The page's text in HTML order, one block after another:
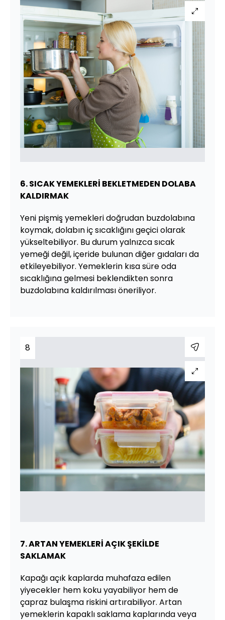
6. SICAK YEMEKLERİ BEKLETMEDEN DOLABA
KALDIRMAK
Yeni pişmiş yemekleri doğrudan buzdolabına
koymak, dolabın iç sıcaklığını geçici olarak
yükseltebiliyor. Bu durum yalnızca sıcak
yemeği değil, içeride bulunan diğer gıdaları da
etkileyebiliyor. Yemeklerin kısa süre oda
sıcaklığına gelmesi beklendikten sonra
buzdolabına kaldırılması öneriliyor.
8
7. ARTAN YEMEKLERİ AÇIK ŞEKİLDE
SAKLAMAK
Kapağı açık kaplarda muhafaza edilen
yiyecekler hem koku yayabiliyor hem de
çapraz bulaşma riskini artırabiliyor. Artan
yemeklerin kapaklı saklama kaplarında veya